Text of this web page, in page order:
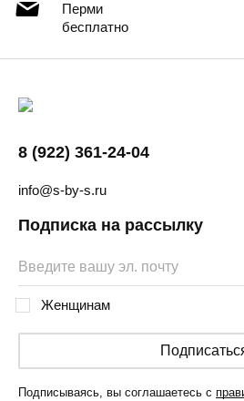
Перми
бесплатно
8 (922) 361-24-04
info@s-by-s.ru
Подписка на рассылку
Женщинам
Подписываясь, вы соглашаетесь с